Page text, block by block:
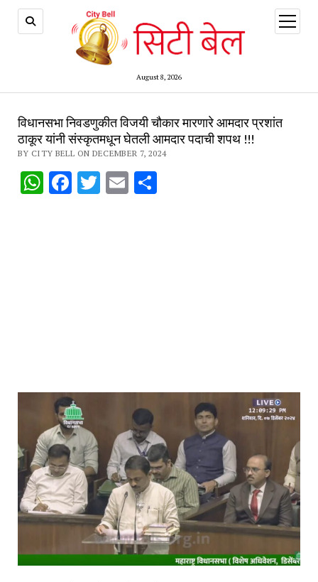
August 8, 2026
open
menu
विधानसभा निवडणुकीत विजयी चौकार मारणारे आमदार प्रशांत
ठाकूर यांनी संस्कृतमधून घेतली आमदार पदाची शपथ !!!
BY CITY BELL ON DECEMBER 7, 2024
WhatsApp
Facebook
Twitter
EmailShare